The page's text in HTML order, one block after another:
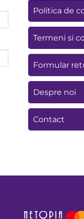
Politica de
Termeni si
Formular
Despre noi
Contact